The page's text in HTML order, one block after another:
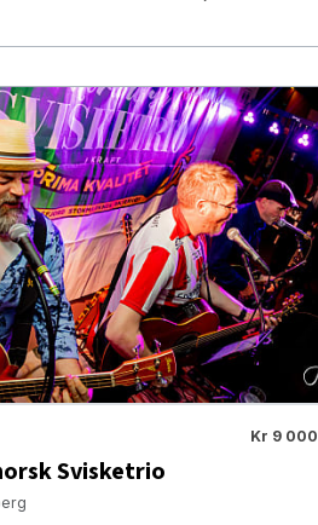
Kr 9 000
Svisketrio